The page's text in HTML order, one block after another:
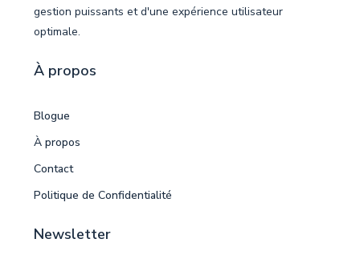
gestion puissants et d'une expérience utilisateur
optimale.
À propos
Blogue
À propos
Contact
Politique de Confidentialité
Newsletter